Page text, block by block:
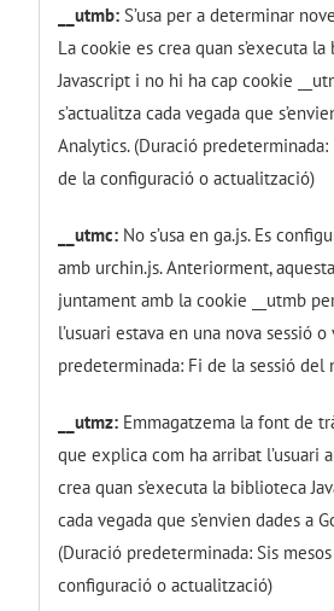
__utmb: S’usa per a determinar
La cookie es crea quan s’executa
Javascript i no hi ha cap cookie
s’actualitza cada vegada que
Analytics. (Duració
de la configuració o actualització)
__utmc: No s’usa en ga.js. Es
amb urchin.js. Anteriorment,
juntament amb la cookie __utmb
l’usuari estava en una nova sessió
predeterminada: Fi de la sessió del
__utmz: Emmagatzema la font de
que explica com ha arribat l’usuari
crea quan s’executa la biblioteca
cada vegada que s’envien dades a
(Duració predeterminada: Sis
configuració o actualització)